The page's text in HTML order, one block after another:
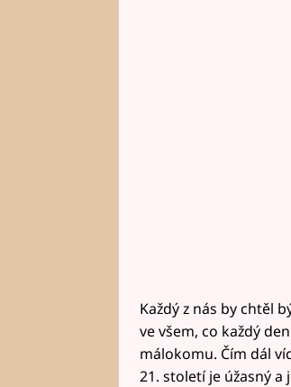
Každý z nás by chtěl
ve všem, co každý
málokomu. Čím dál
21. století je úžasný a